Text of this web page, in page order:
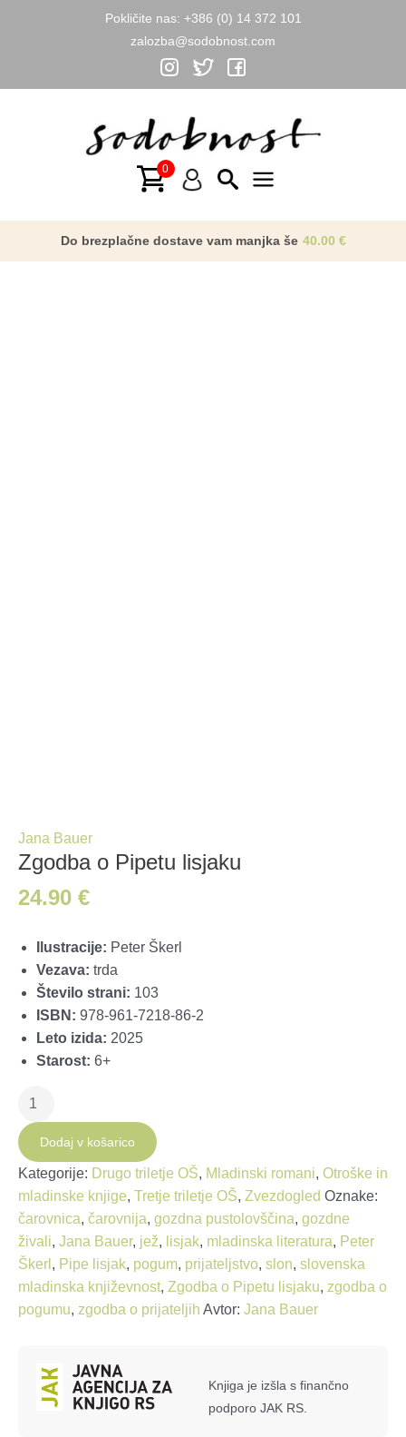
Pokličite nas: +386 (0) 14 372 101
zalozba@sodobnost.com
Menu
Do brezplačne dostave vam manjka še 40.00 €
Jana Bauer
Zgodba o Pipetu lisjaku
24.90 €
Ilustracije: Peter Škerl
Vezava: trda
Število strani: 103
ISBN: 978-961-7218-86-2
Leto izida: 2025
Starost: 6+
Zgodba
Pipetu
lisjaku
količina
Dodaj v košarico
Kategorije: Drugo triletje OŠ, Mladinski romani, Otroške in
mladinske knjige, Tretje triletje OŠ, Zvezdogled Oznake:
čarovnica, čarovnija, gozdna pustolovščina, gozdne
živali, Jana Bauer, jež, lisjak, mladinska literatura, Peter
Škerl , Pipe lisjak, pogum, prijateljstvo, slon, slovenska
mladinska književnost, Zgodba o Pipetu lisjaku, zgodba o
pogumu, zgodba o prijateljih Avtor: Jana Bauer
Knjiga je izšla s finančno
podporo JAK RS.